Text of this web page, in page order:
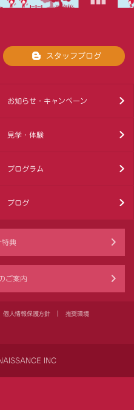
スタッフブログ
お知らせ・キャンペーン
見学・体験
プログラム
ブログ
特典
ご案内
個人情報保護方針 推奨環境
INC